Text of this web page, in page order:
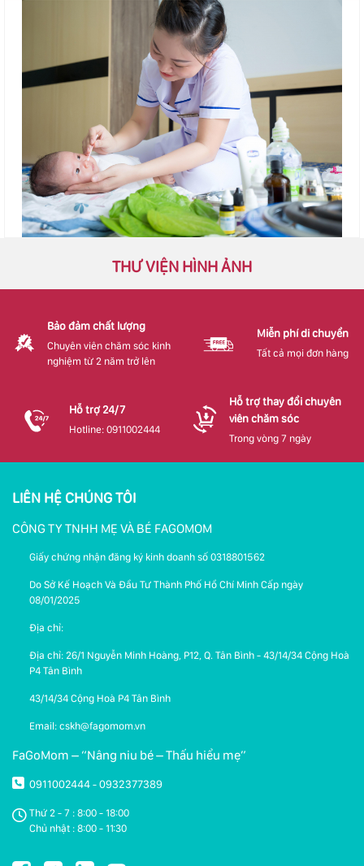
THƯ VIỆN HÌNH ẢNH
Bảo đảm chất lượng
Chuyên viên chăm sóc kinh
nghiệm từ 2 năm trở lên
Miễn phí di chuyển
Tất cả mọi đơn hàng
Hỗ trợ 24/7
Hotline: 0911002444
Hỗ trợ thay đổi chuyên
viên chăm sóc
Trong vòng 7 ngày
LIÊN HỆ CHÚNG TÔI
CÔNG TY TNHH MẸ VÀ BÉ FAGOMOM
Giấy chứng nhận đăng ký kinh doanh số 0318801562
Do Sở Kế Hoạch Và Đầu Tư Thành Phố Hồ Chí Minh Cấp ngày
08/01/2025
Địa chỉ:
Địa chỉ: 26/1 Nguyễn Minh Hoàng, P12, Q. Tân Bình - 43/14/34 Cộng Hoà
P4 Tân Bình
43/14/34 Cộng Hoà P4 Tân Bình
Email: cskh@fagomom.vn
FaGoMom – “Nâng niu bé – Thấu hiểu mẹ”
0911002444 - 0932377389
Thứ 2 - 7 : 8:00 - 18:00
Chủ nhật : 8:00 - 11:30